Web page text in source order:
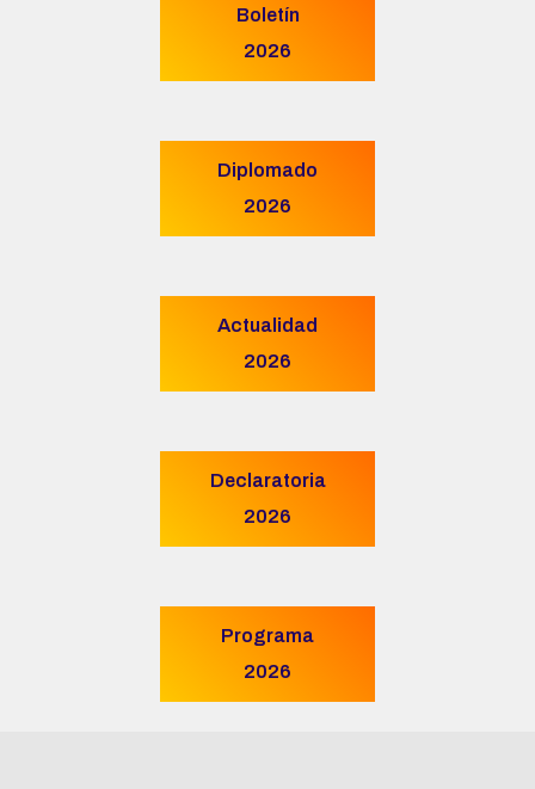
Boletín
2026
Diplomado
2026
Actualidad
2026
Declaratoria
2026
Programa
2026